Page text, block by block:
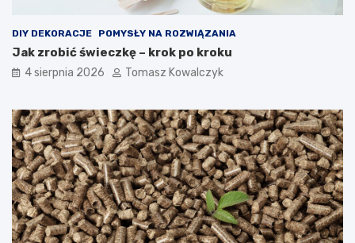
DIY DEKORACJE POMYSŁY NA ROZWIĄZANIA
Jak zrobić świeczkę – krok po kroku
4 sierpnia 2026 Tomasz Kowalczyk